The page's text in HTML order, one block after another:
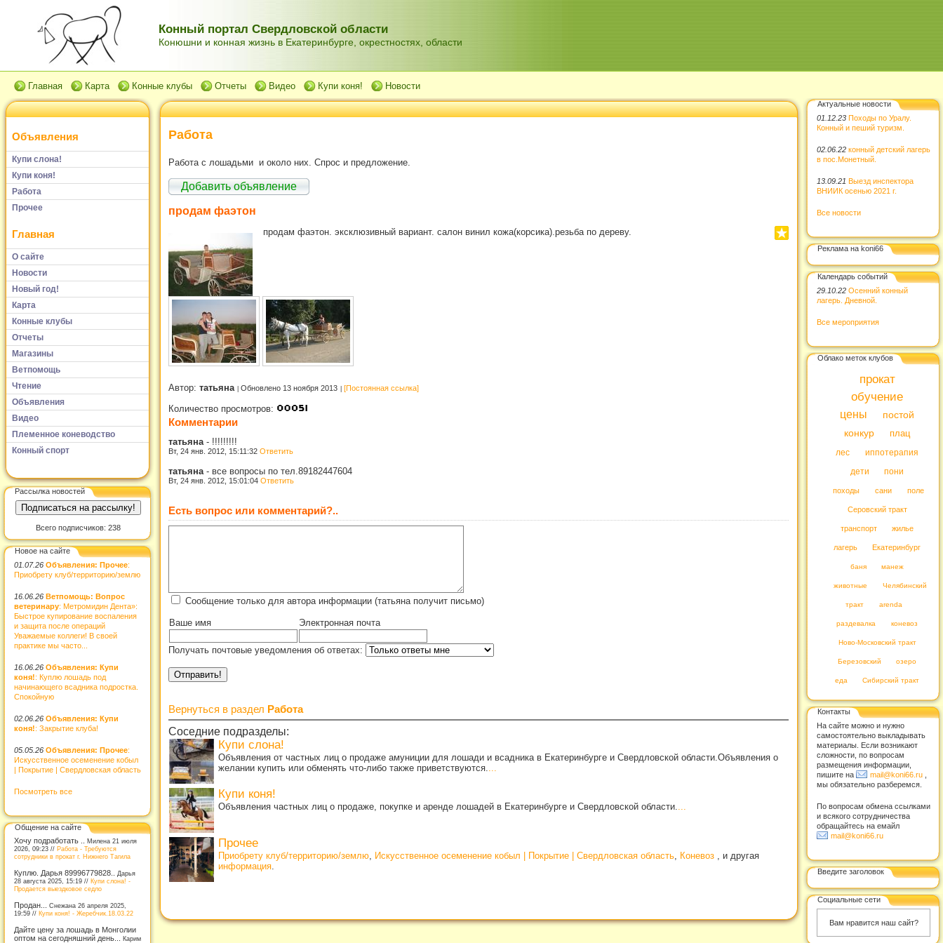
Конный портал Свердловской области
Конюшни и конная жизнь в Екатеринбурге, окрестностях, области
Главная Карта Конные клубы Отчеты Видео Купи коня! Новости
Объявления
Купи слона!
Купи коня!
Работа
Прочее
Главная
О сайте
Новости
Новый год!
Карта
Конные клубы
Отчеты
Магазины
Ветпомощь
Чтение
Объявления
Видео
Племенное коневодство
Конный спорт
Рассылка новостей
Всего подписчиков: 238
Новое на сайте
01.07.26 Объявления: Прочее:
Приобрету клуб/территорию/землю
16.06.26 Ветпомощь: Вопрос
ветеринару: Метромидин Дента»:
Быстрое купирование воспаления
и защита после операций
Уважаемые коллеги! В своей
практике мы часто...
16.06.26 Объявления: Купи
коня!: Куплю лошадь под
начинающего всадника подростка.
Спокойную
02.06.26 Объявления: Купи
коня!: Закрытие клуба!
05.05.26 Объявления: Прочее:
Искусственное осеменение кобыл
| Покрытие | Свердловская область
Посмотреть все
Общение на сайте
Хочу подработать .. Милена 21 июля
2026, 09:23 // Работа - Требуются
сотрудники в прокат г. Нижнего Тагила
Куплю. Дарья 89996779828..
Дарья
28 августа 2025, 15:19 // Купи слона! -
Продается выездковое седло
Продан... Снежана 26 апреля 2025,
19:59 // Купи коня! - Жеребчик.18.03.22
Дайте цену за лошадь в Монголии
оптом на сегодняшний день... Карим
Работа
Работа с лошадьми и около них. Спрос и предложение.
Добавить объявление
продам фаэтон
продам фаэтон. эксклюзивный вариант. салон винил кожа(корсика).резьба по дереву.
Автор: татьяна Обновлено 13 ноября 2013 [Постоянная ссылка]
Количество просмотров:
Комментарии
татьяна - !!!!!!!!!
Вт, 24 янв. 2012, 15:11:32 Ответить
татьяна - все вопросы по тел.89182447604
Вт, 24 янв. 2012, 15:01:04 Ответить
Есть вопрос или комментарий?..
Сообщение только для автора информации (татьяна получит письмо)
Ваше имя Электронная почта
Получать почтовые уведомления об ответах:
Вернуться в раздел Работа
Соседние подразделы:
Купи слона!
Объявления от частных лиц о продаже амуниции для лошади и всадника в Екатеринбурге и Свердловской области.Объявления о
желании купить или обменять что-либо также приветствуются....
Купи коня!
Объявления частных лиц о продаже, покупке и аренде лошадей в Екатеринбурге и Свердловской области....
Прочее
Приобрету клуб/территорию/землю, Искусственное осеменение кобыл | Покрытие | Свердловская область, Коневоз , и другая
информация.
Актуальные новости
01.12.23 Походы по Уралу.
Конный и пеший туризм.
02.06.22 конный детский лагерь
в пос.Монетный.
13.09.21 Выезд инспектора
ВНИИК осенью 2021 г.
Все новости
Реклама на koni66
Календарь событий
29.10.22 Осенний конный
лагерь. Дневной.
Все мероприятия
Облако меток клубов
прокат
обучение
цены
постой
конкур
плац
лес
иппотерапия
дети
пони
походы сани поле
Серовский тракт
транспорт жилье
лагерь Екатеринбург
баня манеж
животные Челябинский
тракт arenda
раздевалка коневоз
Ново-Московский тракт
Березовский озеро
еда Сибирский тракт
Контакты
На сайте можно и нужно
самостоятельно выкладывать
материалы. Если возникают
сложности, по вопросам
размещения информации,
пишите на
mail@koni66.ru
мы обязательно разберемся.
По вопросам обмена ссылками
и всякого сотрудничества
обращайтесь на емайл
mail@koni66.ru
Введите заголовок
Социальные сети
Вам нравится наш сайт?